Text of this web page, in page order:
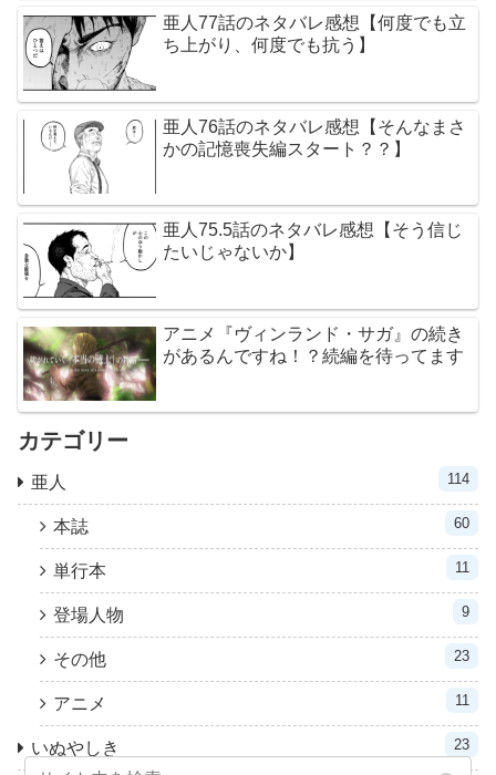
亜人77話のネタバレ感想【何度でも立
ち上がり、何度でも抗う】
亜人76話のネタバレ感想【そんなまさ
かの記憶喪失編スタート？？】
亜人75.5話のネタバレ感想【そう信じ
たいじゃないか】
アニメ『ヴィンランド・サガ』の続き
があるんですね！？続編を待ってます
カテゴリー
亜人 114
本誌 60
単行本 11
登場人物 9
その他 23
アニメ 11
いぬやしき 23